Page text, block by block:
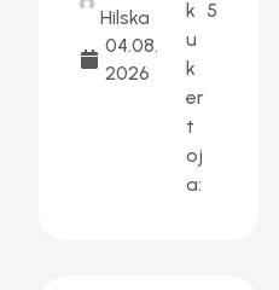
Hilska
04.08.
2026
k
u
k
er
t
oj
a:
5